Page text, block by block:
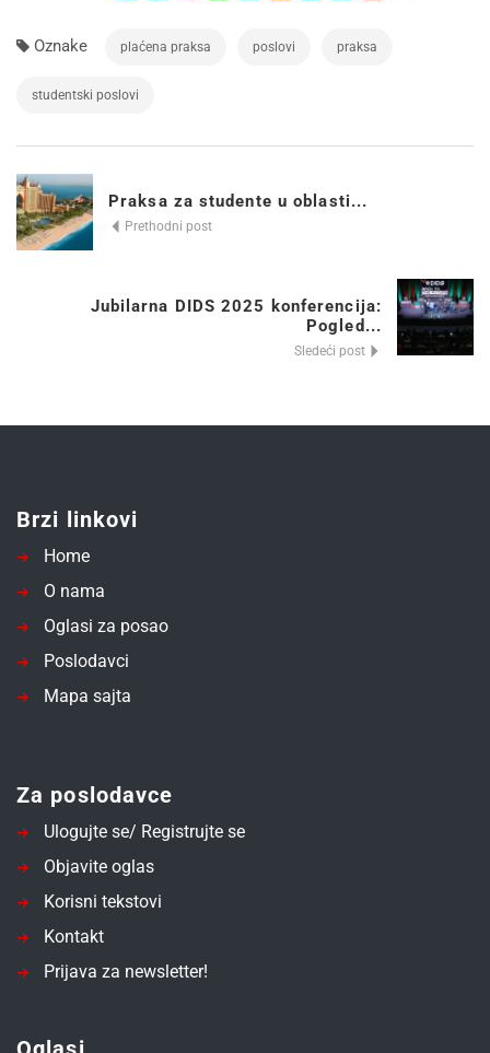
Oznake plaćena praksa poslovi praksa
studentski poslovi
Praksa za studente u oblasti...
Prethodni post
Jubilarna DIDS 2025 konferencija:
Pogled...
Sledeći post
Brzi linkovi
Home
O nama
Oglasi za posao
Poslodavci
Mapa sajta
Za poslodavce
Ulogujte se/ Registrujte se
Objavite oglas
Korisni tekstovi
Kontakt
Prijava za newsletter!